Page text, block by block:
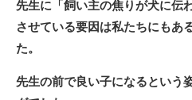
先生に「飼い主の焦りが犬に伝
させている要因は私たちにもあ
た。
先生の前で良い子になるという